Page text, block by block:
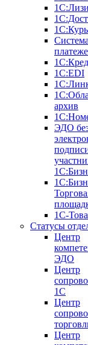
1С:EDI
архив
ЭДО
1С-
Статусы
Центр
ЭДО
Центр
1С
Центр
Центр